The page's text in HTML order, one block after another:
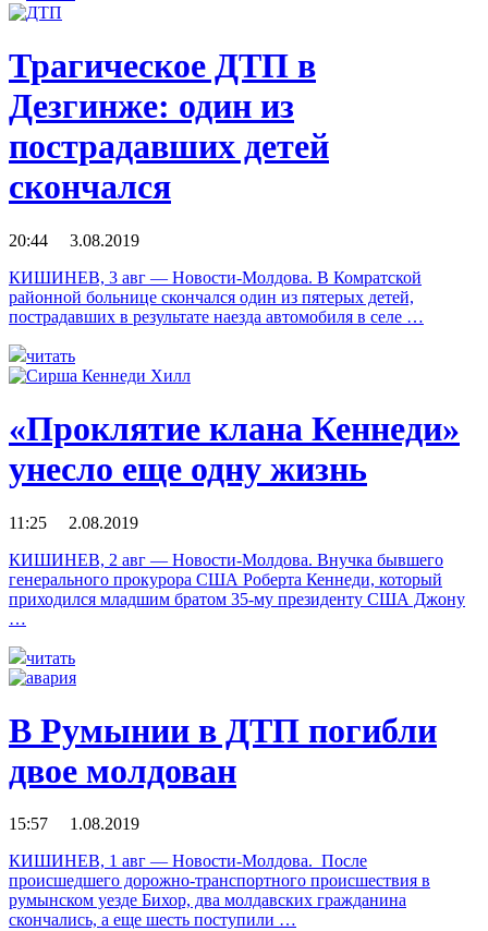
Трагическое ДТП в
Дезгинже: один из
пострадавших детей
скончался
20:44 3.08.2019
КИШИНЕВ, 3 авг — Новости-Молдова. В Комратской
районной больнице скончался один из пятерых детей,
пострадавших в результате наезда автомобиля в селе …
читать
«Проклятие клана Кеннеди»
унесло еще одну жизнь
11:25 2.08.2019
КИШИНЕВ, 2 авг — Новости-Молдова. Внучка бывшего
генерального прокурора США Роберта Кеннеди, который
приходился младшим братом 35-му президенту США Джону
…
читать
В Румынии в ДТП погибли
двое молдован
15:57 1.08.2019
КИШИНЕВ, 1 авг — Новости-Молдова. После
происшедшего дорожно-транспортного происшествия в
румынском уезде Бихор, два молдавских гражданина
скончались, а еще шесть поступили …